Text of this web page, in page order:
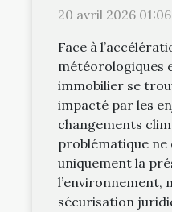
le droit
20 avril 2026 01:06
Face à
météorologiques
immobilier se
impacté par les
changements
problématique ne
uniquement la
l’environnement,
sécurisation